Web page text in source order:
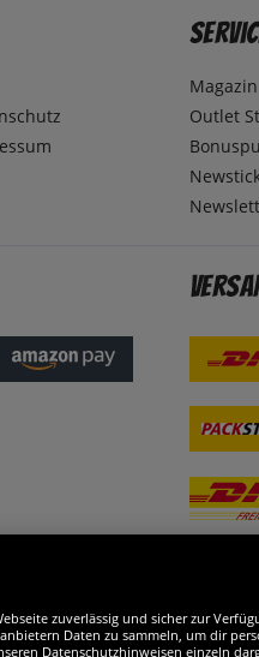
Magazin
Outlet
zuverlässig und sicher zur
Daten zu sammeln, um dir
Datenschutzhinweisen einzeln